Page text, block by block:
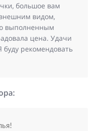
большое вам
видом,
выполненным
цена. Удачи
рекомендовать